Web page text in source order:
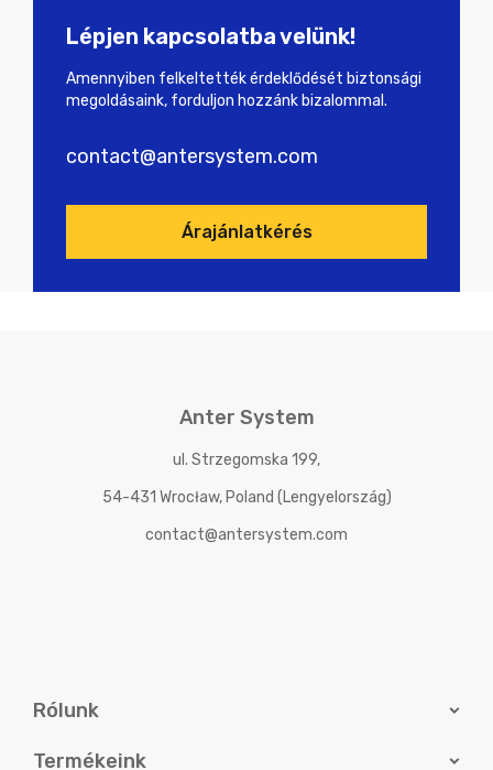
Lépjen kapcsolatba velünk!
Amennyiben felkeltették érdeklődését biztonsági
megoldásaink, forduljon hozzánk bizalommal.
contact@antersystem.com
Árajánlatkérés
Anter System
ul. Strzegomska 199,
54-431 Wrocław, Poland (Lengyelország)
contact@antersystem.com
Rólunk
Termékeink